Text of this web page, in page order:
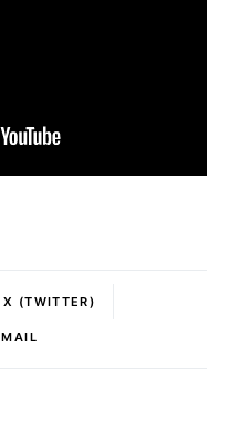
X (TWITTER)
MAIL